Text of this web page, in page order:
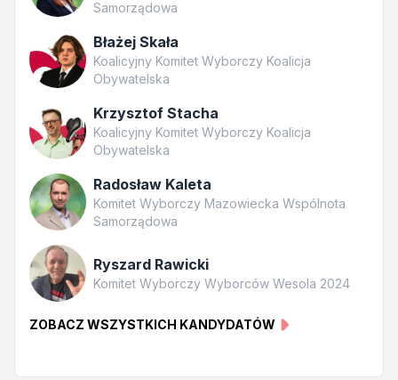
Samorządowa
Błażej Skała
Koalicyjny Komitet Wyborczy Koalicja
Obywatelska
Krzysztof Stacha
Koalicyjny Komitet Wyborczy Koalicja
Obywatelska
Radosław Kaleta
Komitet Wyborczy Mazowiecka Wspólnota
Samorządowa
Ryszard Rawicki
Komitet Wyborczy Wyborców Wesola 2024
ZOBACZ WSZYSTKICH KANDYDATÓW